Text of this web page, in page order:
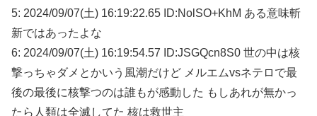
5: 2024/09/07(土) 16:19:22.65 ID:NolSO+KhM ある意味斬
新ではあったよな
6: 2024/09/07(土) 16:19:54.57 ID:JSGQcn8S0 世の中は核
撃っちゃダメとかいう風潮だけど メルエムvsネテロで最
後の最後に核撃つのは誰もが感動した もしあれが無かっ
たら人類は全滅してた 核は救世主